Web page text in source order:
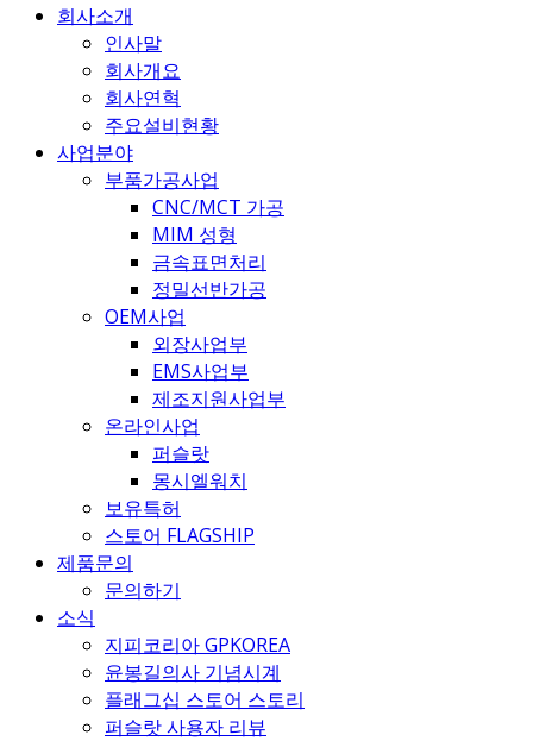
회사소개
인사말
회사개요
회사연혁
주요설비현황
사업분야
부품가공사업
CNC/MCT 가공
MIM 성형
금속표면처리
정밀선반가공
OEM사업
외장사업부
EMS사업부
제조지원사업부
온라인사업
퍼슬랏
몽시엘워치
보유특허
스토어 FLAGSHIP
제품문의
문의하기
소식
지피코리아 GPKOREA
윤봉길의사 기념시계
플래그십 스토어 스토리
퍼슬랏 사용자 리뷰